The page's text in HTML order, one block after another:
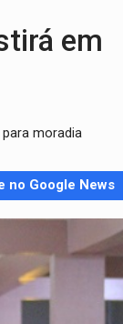
em
moradia
no Google News